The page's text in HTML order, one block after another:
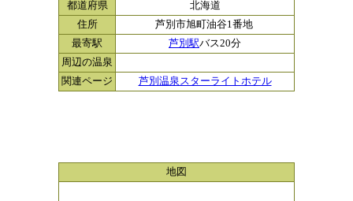
都道府県
北海道
住所
芦別市旭町油谷1番地
最寄駅
芦別駅バス20分
周辺の温泉
関連ページ
芦別温泉スターライトホテル
地図